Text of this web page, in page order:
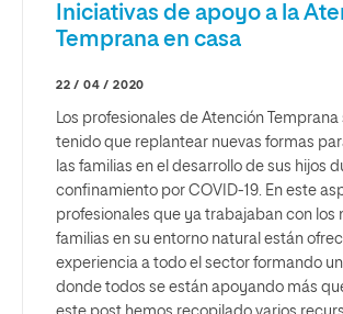
Iniciativas de apoyo a la
Temprana en casa
22 / 04 / 2020
Los profesionales de Atención Temprana
tenido que replantear nuevas formas
las familias en el desarrollo de sus hijos
confinamiento por COVID-19. En este
profesionales que ya trabajaban con los
familias en su entorno natural están
experiencia a todo el sector formando
donde todos se están apoyando más